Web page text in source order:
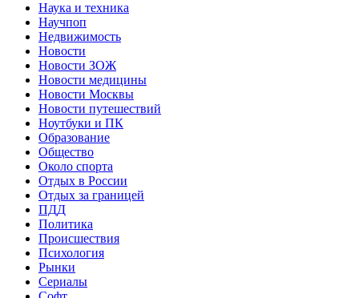
Наука и техника
Научпоп
Недвижимость
Новости
Новости ЗОЖ
Новости медицины
Новости Москвы
Новости путешествий
Ноутбуки и ПК
Образование
Общество
Около спорта
Отдых в России
Отдых за границей
ПДД
Политика
Происшествия
Психология
Рынки
Сериалы